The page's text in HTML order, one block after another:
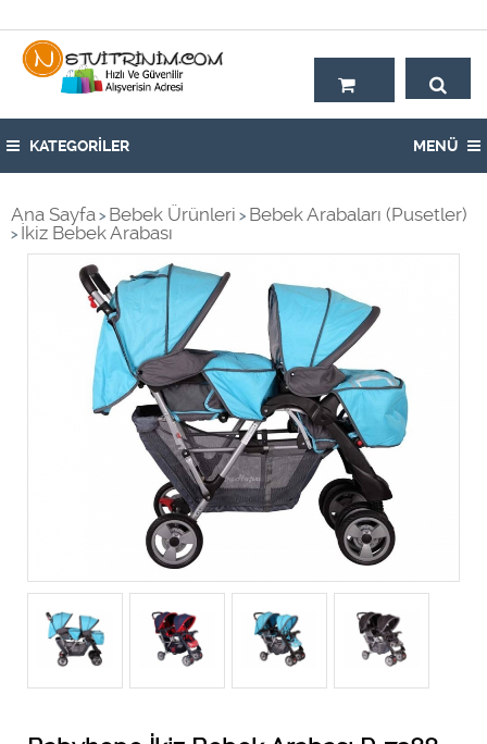
KATEGORİLER MENÜ
Ana Sayfa > Bebek Ürünleri > Bebek Arabaları (Pusetler)
> İkiz Bebek Arabası